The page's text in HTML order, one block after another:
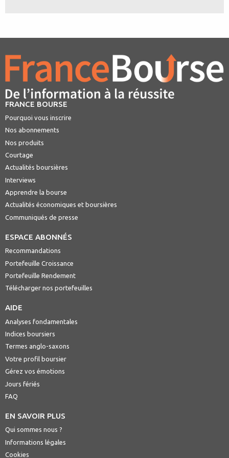
FRANCE BOURSE
Pourquoi vous inscrire
Nos abonnements
Nos produits
Courtage
Actualités boursières
Interviews
Apprendre la bourse
Actualités économiques et boursières
Communiqués de presse
ESPACE ABONNÉS
Recommandations
Portefeuille Croissance
Portefeuille Rendement
Télécharger nos portefeuilles
AIDE
Analyses fondamentales
Indices boursiers
Termes anglo-saxons
Votre profil boursier
Gérez vos émotions
Jours fériés
FAQ
EN SAVOIR PLUS
Qui sommes nous ?
Informations légales
Cookies